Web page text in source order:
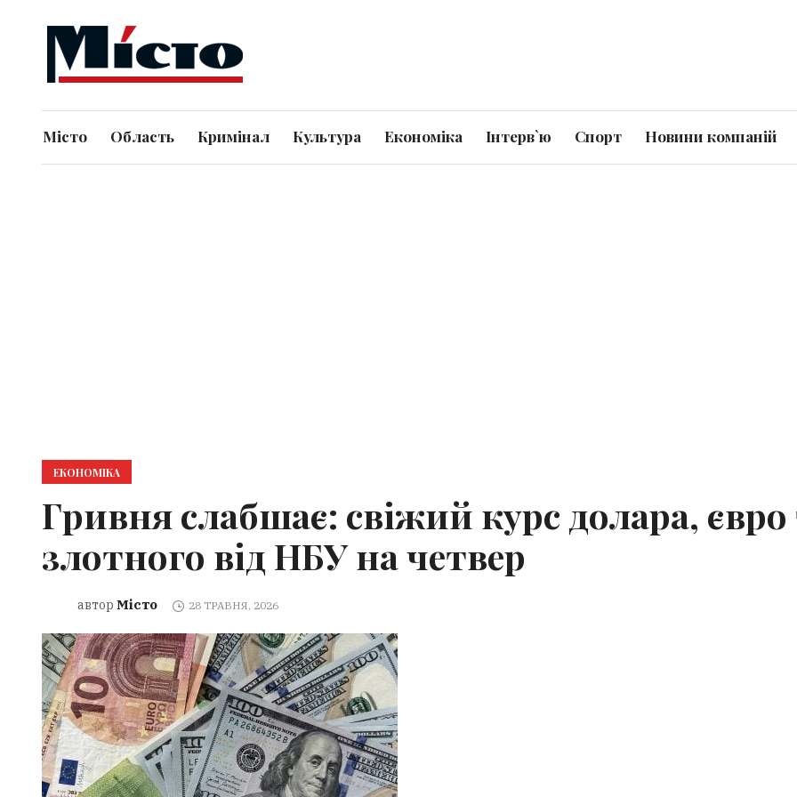
Місто Область Кримінал Культура Економіка Інтерв`ю Спорт Новини компаній
ЕКОНОМІКА
Гривня слабшає: свіжий курс долара, євро
злотного від НБУ на четвер
автор Місто 28 ТРАВНЯ, 2026